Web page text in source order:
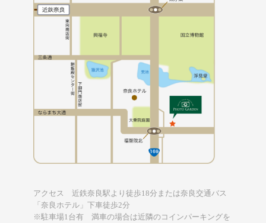
アクセス 近鉄奈良駅より徒歩18分または奈良交通バス
「奈良ホテル」下車徒歩2分
※駐車場1台有 満車の場合は近隣のコインパーキングを